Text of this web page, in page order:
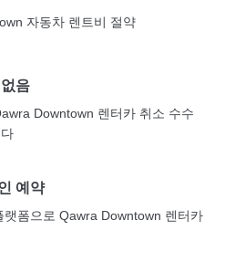
자동차 렌트비 절약
음
Downtown 렌터카 취소 수수
예약
랫폼으로 Qawra Downtown 렌터카